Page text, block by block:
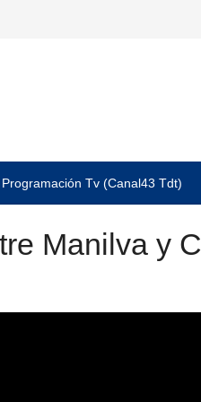
Programación Tv (Canal43 Tdt)
Manilva y